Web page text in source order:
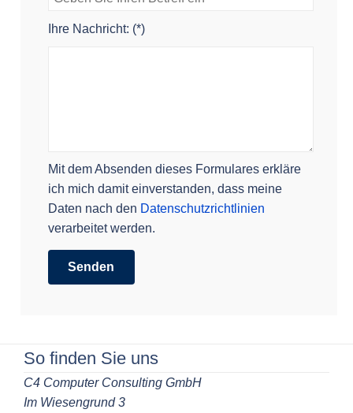
Ihre Nachricht: (*)
Mit dem Absenden dieses Formulares erkläre
ich mich damit einverstanden, dass meine
Daten nach den Datenschutzrichtlinien
verarbeitet werden.
So finden Sie uns
C4 Computer Consulting GmbH
Im Wiesengrund 3